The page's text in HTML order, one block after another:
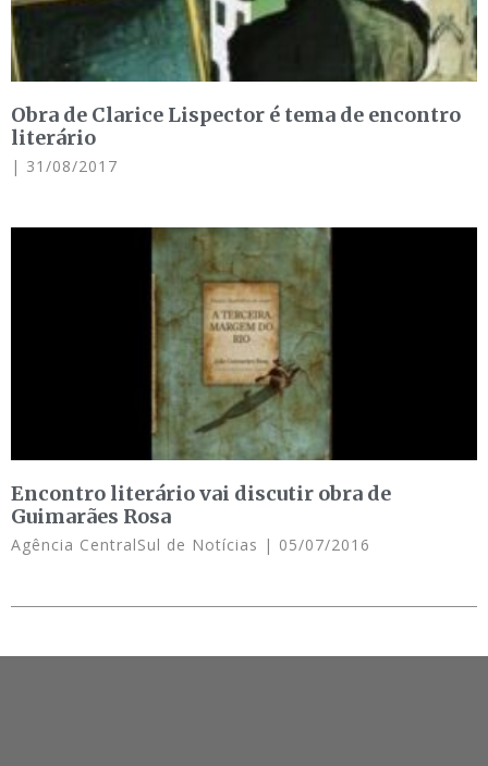
Obra de Clarice Lispector é tema de encontro
literário
31/08/2017
Encontro literário vai discutir obra de
Guimarães Rosa
Agência CentralSul de Notícias 05/07/2016